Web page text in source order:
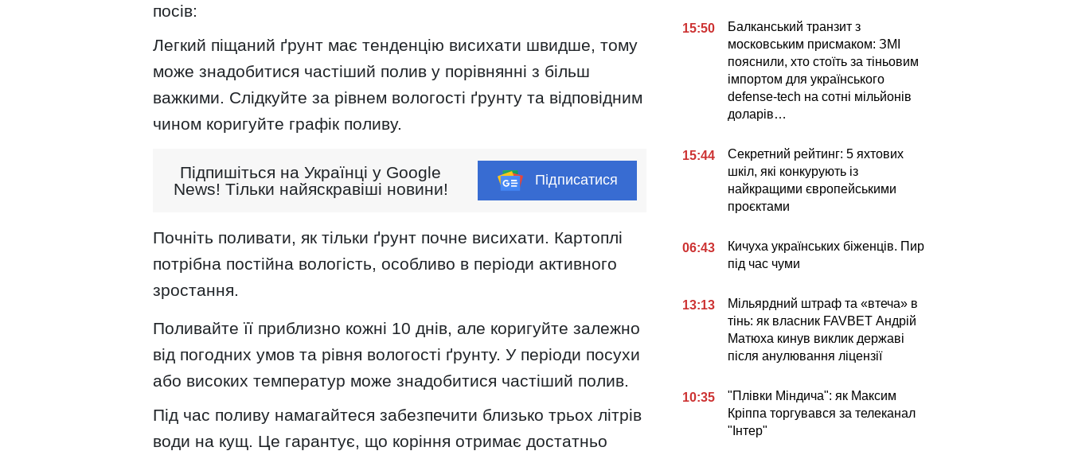
посів:
Легкий піщаний ґрунт має тенденцію висихати швидше, тому
може знадобитися частіший полив у порівнянні з більш
важкими. Слідкуйте за рівнем вологості ґрунту та відповідним
чином коригуйте графік поливу.
Підпишіться на Українці у Google
News! Тільки найяскравіші новини!
Підписатися
Почніть поливати, як тільки ґрунт почне висихати. Картоплі
потрібна постійна вологість, особливо в періоди активного
зростання.
Поливайте її приблизно кожні 10 днів, але коригуйте залежно
від погодних умов та рівня вологості ґрунту. У періоди посухи
або високих температур може знадобитися частіший полив.
Під час поливу намагайтеся забезпечити близько трьох літрів
води на кущ. Це гарантує, що коріння отримає достатньо
15:50
Балканський транзит з
московським присмаком: ЗМІ
пояснили, хто стоїть за тіньовим
імпортом для українського
defense-tech на сотні мільйонів
доларів…
15:44
Секретний рейтинг: 5 яхтових
шкіл, які конкурують із
найкращими європейськими
проєктами
06:43
Кичуха українських біженців. Пир
під час чуми
13:13
Мільярдний штраф та «втеча» в
тінь: як власник FAVBET Андрій
Матюха кинув виклик державі
після анулювання ліцензії
10:35
"Плівки Міндича": як Максим
Кріппа торгувався за телеканал
"Інтер"